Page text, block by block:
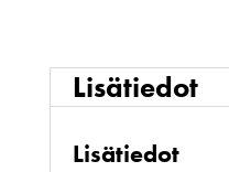
Sininen
Lisätiedot
Lisätiedot